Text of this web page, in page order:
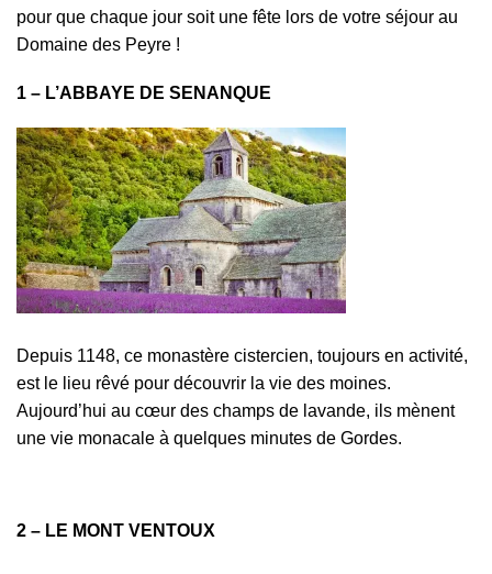
pour que chaque jour soit une fête lors de votre séjour au
Domaine des Peyre !
1 – L’ABBAYE DE SENANQUE
Depuis 1148, ce monastère cistercien, toujours en activité,
est le lieu rêvé pour découvrir la vie des moines.
Aujourd’hui au cœur des champs de lavande, ils mènent
une vie monacale à quelques minutes de Gordes.
2 – LE MONT VENTOUX